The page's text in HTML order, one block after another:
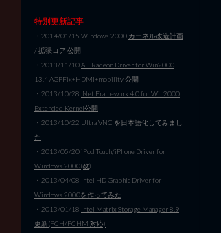
特別更新記事
・2014/01/15 Windows 2000 カーネル改造計画
/ 拡張コア 公開
・2013/11/10ATI Radeon Driver for Win2000
13.4 AGPFix+HDMI+mobility 公開
・2013/10/28 .Net Framework 4.0 for Win2000
Extended Kernel公開
・2013/10/22 Ultra VNC を日本語化してみまし
た
・2013/05/20 iPod Touch/iPhone Driver for
Windows 2000(改)
・2013/04/08 Intel HD Graphic Driver for
Windows 2000を作ってみた
・2013/01/18 Intel Matrix Storage Manager 8.9
更新(PCH/PCHM 対応)